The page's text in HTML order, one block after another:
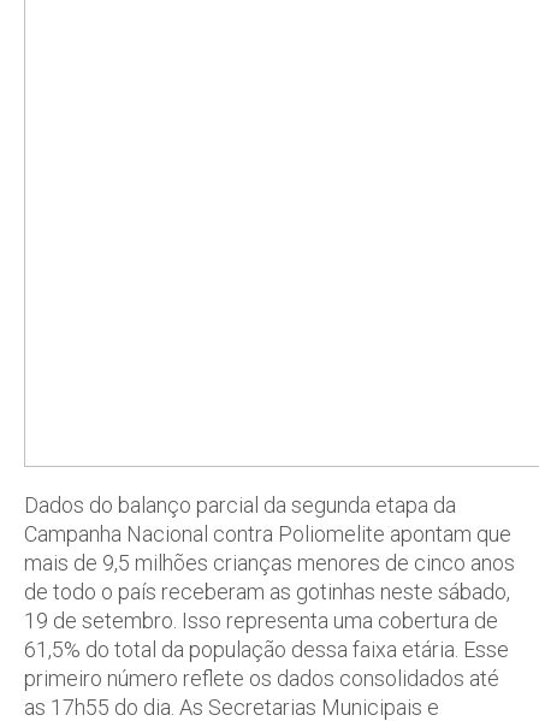
Dados do balanço parcial da segunda etapa da
Campanha Nacional contra Poliomelite apontam que
mais de 9,5 milhões crianças menores de cinco anos
de todo o país receberam as gotinhas neste sábado,
19 de setembro. Isso representa uma cobertura de
61,5% do total da população dessa faixa etária. Esse
primeiro número reflete os dados consolidados até
as 17h55 do dia. As Secretarias Municipais e